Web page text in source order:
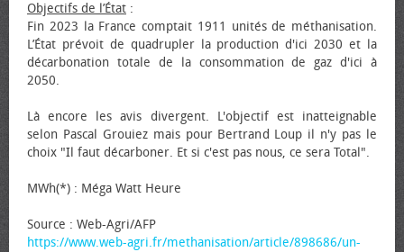
Objectifs de l’État :
Fin 2023 la France comptait 1911 unités de méthanisation.
L’État prévoit de quadrupler la production d'ici 2030 et la
décarbonation totale de la consommation de gaz d'ici à
2050.
Là encore les avis divergent. L'objectif est inatteignable
selon Pascal Grouiez mais pour Bertrand Loup il n'y pas le
choix "Il faut décarboner. Et si c'est pas nous, ce sera Total".
MWh(*) : Méga Watt Heure
Source : Web-Agri/AFP
https://www.web-agri.fr/methanisation/article/898686/un-